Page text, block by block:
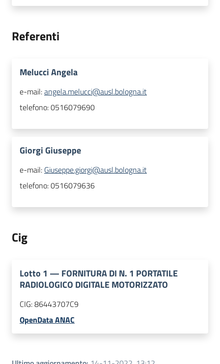
Referenti
Melucci Angela
e-mail:angela.melucci@ausl.bologna.it
telefono:0516079690
Giorgi Giuseppe
e-mail: Giuseppe.giorgi@ausl.bologna.it
telefono:0516079636
Cig
Lotto 1 — FORNITURA DI N. 1 PORTATILE
RADIOLOGICO DIGITALE MOTORIZZATO
CIG:86443707C9
OpenData ANAC